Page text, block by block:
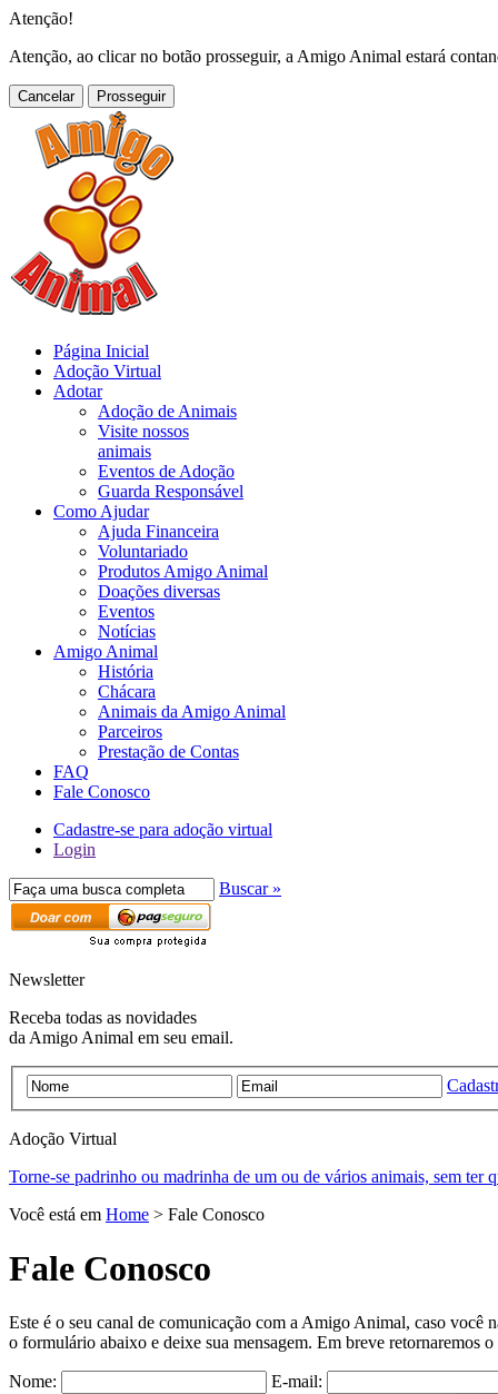
Atenção!
Atenção, ao clicar no botão prosseguir, a Amigo Animal estará
Cancelar
Página Inicial
Adoção Virtual
Adotar
Adoção de Animais
Visite nossos
animais
Eventos de Adoção
Guarda Responsável
Como Ajudar
Ajuda Financeira
Voluntariado
Produtos Amigo Animal
Doações diversas
Eventos
Notícias
Amigo Animal
História
Chácara
Animais da Amigo Animal
Parceiros
Prestação de Contas
FAQ
Fale Conosco
Cadastre-se para adoção virtual
Login
Buscar »
Newsletter
Receba todas as novidades
da Amigo Animal em seu email.
Adoção Virtual
Torne-se padrinho ou madrinha de um ou de vários animais, sem ter
Você está em Home > Fale Conosco
Fale Conosco
Este é o seu canal de comunicação com a Amigo Animal, caso você
o formulário abaixo e deixe sua mensagem. Em breve retornaremos o
Nome: E-mail: